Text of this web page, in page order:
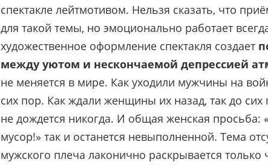
спектакле лейтмотивом. Нельзя сказать, что
для такой темы, но эмоционально работает
художественное оформление спектакля создает
между уютом и нескончаемой депрессией
не меняется в мире. Как уходили мужчины на
сих пор. Как ждали женщины их назад, так до сих
не дождется никогда. И общая женская просьба:
мусор!» так и останется невыполненной. Тема
мужского плеча лаконично раскрывается только